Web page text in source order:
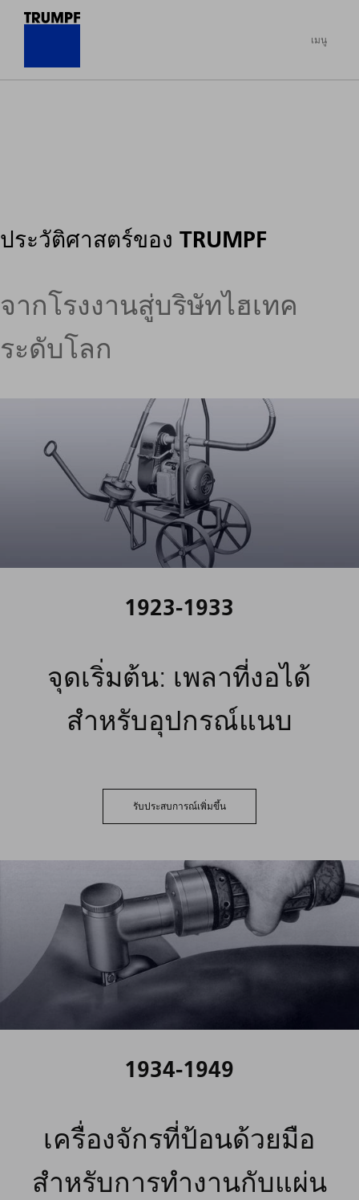
เมนู
ประวัติศาสตร์ของ TRUMPF
จากโรงงานสู่บริษัทไฮเทค
ระดับโลก
1923-1933
จุดเริ่มต้น: เพลาที่งอได้
สำหรับอุปกรณ์แนบ
รับประสบการณ์เพิ่มขึ้น
1934-1949
เครื่องจักรที่ป้อนด้วยมือ
สำหรับการทำงานกับแผ่น